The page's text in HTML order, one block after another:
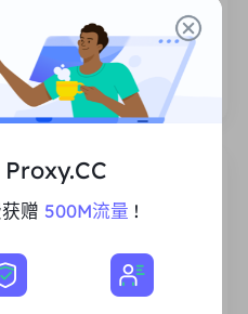
率没有限制。您可以一
赠 500M流量 !